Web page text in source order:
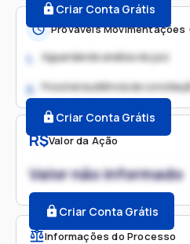
R$Valor da Ação
Valor não informado
Criar Conta Grátis
Informações do Processo
Criar Conta Grátis
Prováveis
1. Aguardando análise do juiz
2. Possível audiência de
Criar Conta Grátis